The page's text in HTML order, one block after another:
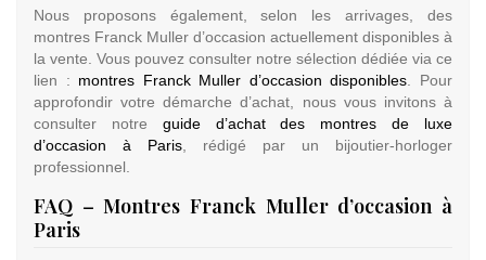
Nous proposons également, selon les arrivages, des
montres Franck Muller d’occasion actuellement disponibles à
la vente. Vous pouvez consulter notre sélection dédiée via ce
lien : montres Franck Muller d’occasion disponibles. Pour
approfondir votre démarche d’achat, nous vous invitons à
consulter notre guide d’achat des montres de luxe
d’occasion à Paris, rédigé par un bijoutier-horloger
professionnel.
FAQ – Montres Franck Muller d’occasion à
Paris